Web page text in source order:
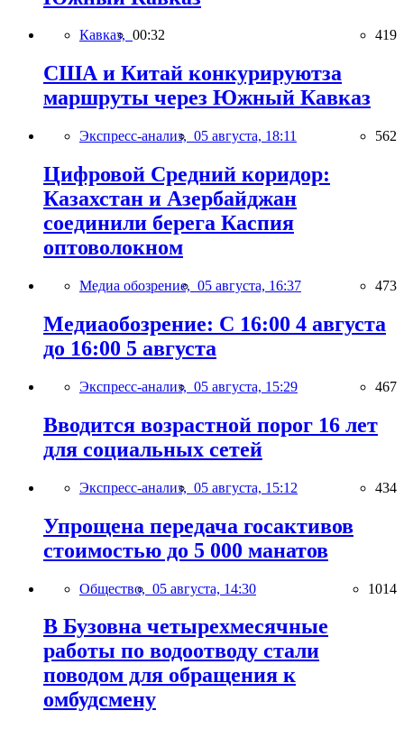
Кавказ, 00:32 419
США и Китай конкурируютза
маршруты через Южный Кавказ
Экспресс-анализ, 05 августа, 18:11 562
Цифровой Средний коридор:
Казахстан и Азербайджан
соединили берега Каспия
оптоволокном
Медиа обозрение, 05 августа, 16:37 473
Медиаобозрение: С 16:00 4 августа
до 16:00 5 августа
Экспресс-анализ, 05 августа, 15:29 467
Вводится возрастной порог 16 лет
для социальных сетей
Экспресс-анализ, 05 августа, 15:12 434
Упрощена передача госактивов
стоимостью до 5 000 манатов
Общество, 05 августа, 14:30 1014
В Бузовна четырехмесячные
работы по водоотводу стали
поводом для обращения к
омбудсмену